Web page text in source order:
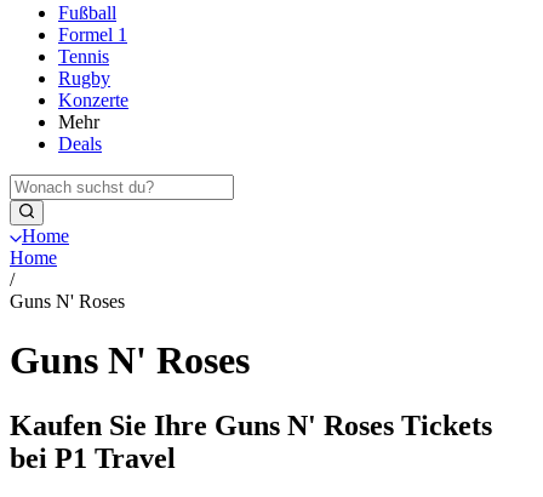
Fußball
Formel 1
Tennis
Rugby
Konzerte
Mehr
Deals
Home
Home
/
Guns N' Roses
Guns N' Roses
Kaufen Sie Ihre Guns N' Roses Tickets
bei P1 Travel